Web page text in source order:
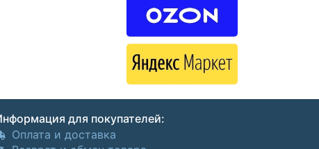
для покупателей:
Оплата и доставка